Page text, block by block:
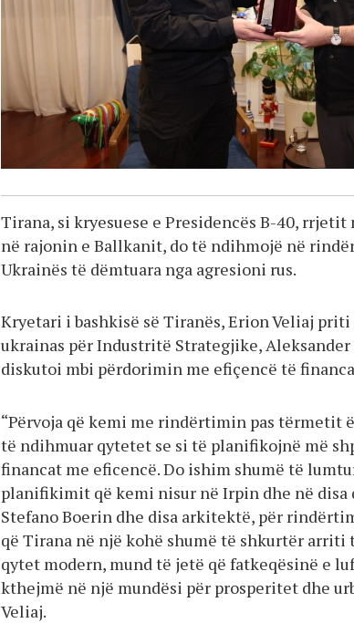
Tirana, si kryesuese e Presidencës B-40, rrjetit
në rajonin e Ballkanit, do të ndihmojë në
Ukrainës të dëmtuara nga agresioni rus.
Kryetari i bashkisë së Tiranës, Erion Veliaj
ukrainas për Industritë Strategjike,
diskutoi mbi përdorimin me efiçencë të
“Përvoja që kemi me rindërtimin pas tërmetit
të ndihmuar qytetet se si të planifikojnë më
financat me eficencë. Do ishim shumë të
planifikimit që kemi nisur në Irpin dhe në disa
Stefano Boerin dhe disa arkitektë, për
që Tirana në një kohë shumë të shkurtër
qytet modern, mund të jetë që fatkeqësinë e
kthejmë në një mundësi për prosperitet dhe
Veliaj.